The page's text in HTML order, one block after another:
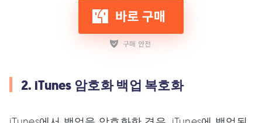
2. iTunes 암호화 백업 복호화